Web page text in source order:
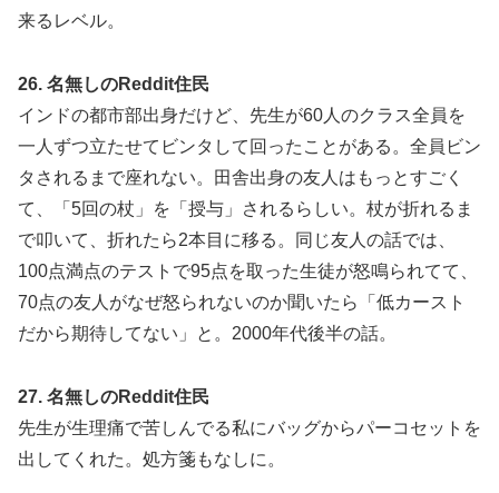
来るレベル。
26. 名無しのReddit住民
インドの都市部出身だけど、先生が60人のクラス全員を
一人ずつ立たせてビンタして回ったことがある。全員ビン
タされるまで座れない。田舎出身の友人はもっとすごく
て、「5回の杖」を「授与」されるらしい。杖が折れるま
で叩いて、折れたら2本目に移る。同じ友人の話では、
100点満点のテストで95点を取った生徒が怒鳴られてて、
70点の友人がなぜ怒られないのか聞いたら「低カースト
だから期待してない」と。2000年代後半の話。
27. 名無しのReddit住民
先生が生理痛で苦しんでる私にバッグからパーコセットを
出してくれた。処方箋もなしに。